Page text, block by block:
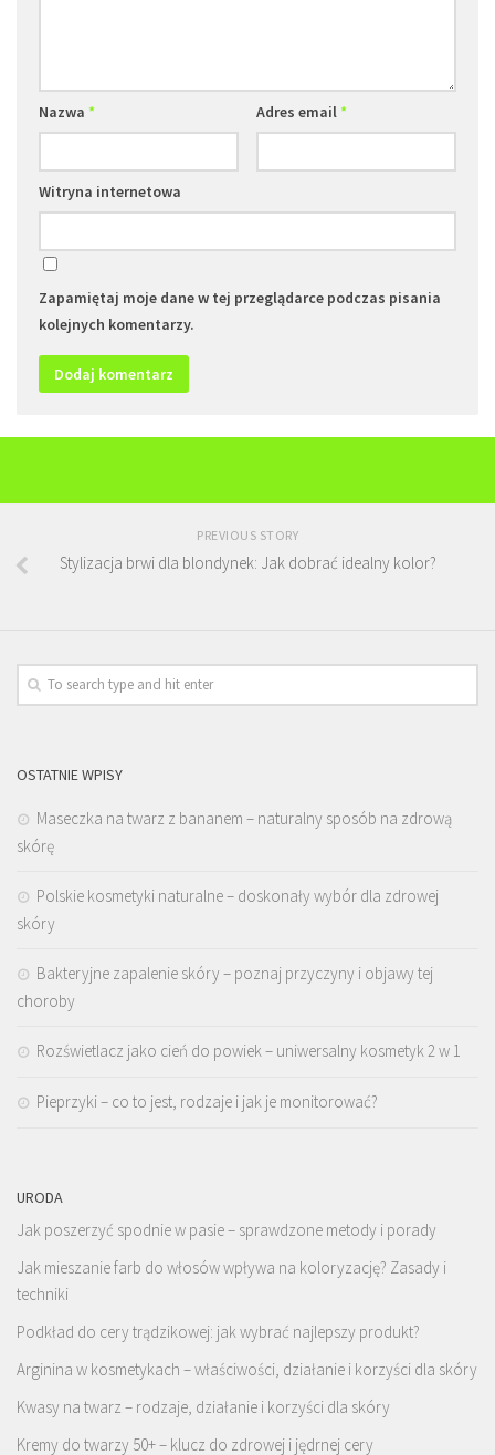
Nazwa * Adres email*
Witryna internetowa
Zapamiętaj moje dane w tej przeglądarce podczas pisania
kolejnych komentarzy.
PREVIOUS STORY
Stylizacja brwi dla blondynek: Jak dobrać idealny kolor?
OSTATNIE WPISY
Maseczka na twarz z bananem – naturalny sposób na zdrową
skórę
Polskie kosmetyki naturalne – doskonały wybór dla zdrowej
skóry
Bakteryjne zapalenie skóry – poznaj przyczyny i objawy tej
choroby
Rozświetlacz jako cień do powiek – uniwersalny kosmetyk 2 w 1
Pieprzyki – co to jest, rodzaje i jak je monitorować?
URODA
Jak poszerzyć spodnie w pasie – sprawdzone metody i porady
Jak mieszanie farb do włosów wpływa na koloryzację? Zasady i
techniki
Podkład do cery trądzikowej: jak wybrać najlepszy produkt?
Arginina w kosmetykach – właściwości, działanie i korzyści dla skóry
Kwasy na twarz – rodzaje, działanie i korzyści dla skóry
Kremy do twarzy 50+ – klucz do zdrowej i jędrnej cery